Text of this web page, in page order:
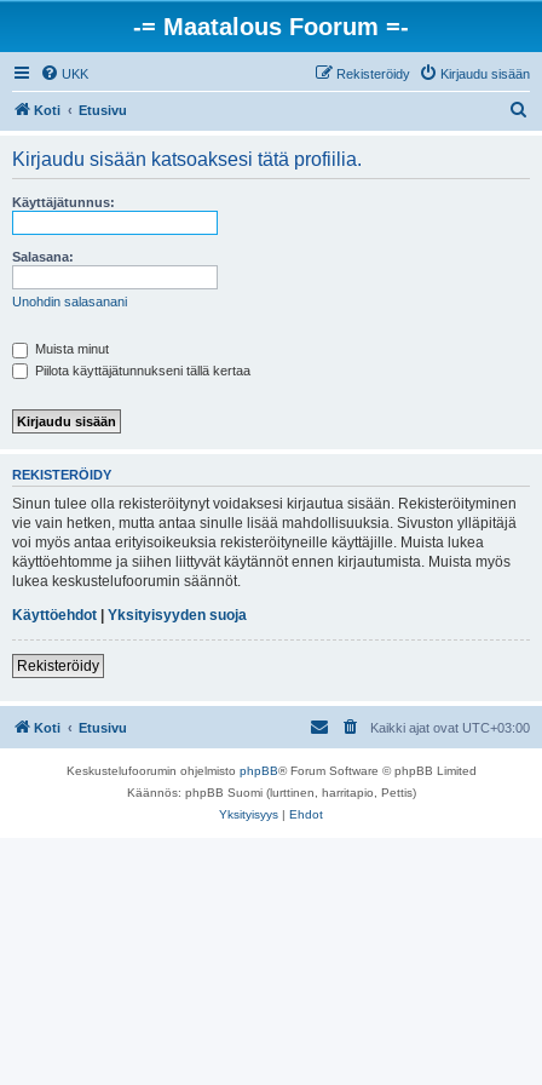
-= Maatalous Foorum =-
UKK Kirjaudu sisään
Rekisteröidy
Koti Etusivu
Kirjaudu sisään katsoaksesi tätä profiilia.
Käyttäjätunnus:
Salasana:
Unohdin salasanani
Muista minut
Piilota käyttäjätunnukseni tällä kertaa
REKISTERÖIDY
Sinun tulee olla rekisteröitynyt voidaksesi kirjautua sisään. Rekisteröityminen
vie vain hetken, mutta antaa sinulle lisää mahdollisuuksia. Sivuston ylläpitäjä
voi myös antaa erityisoikeuksia rekisteröityneille käyttäjille. Muista lukea
käyttöehtomme ja siihen liittyvät käytännöt ennen kirjautumista. Muista myös
lukea keskustelufoorumin säännöt.
Käyttöehdot | Yksityisyyden suoja
Rekisteröidy
Koti Etusivu Kaikki ajat ovat UTC+03:00
Keskustelufoorumin ohjelmisto phpBB® Forum Software © phpBB Limited
Käännös: phpBB Suomi (lurttinen, harritapio, Pettis)
Yksityisyys | Ehdot